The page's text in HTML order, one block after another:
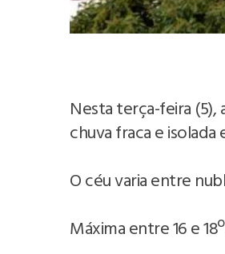
Nesta terça-feira
chuva fraca e
O céu varia entre
Máxima entre 16 e